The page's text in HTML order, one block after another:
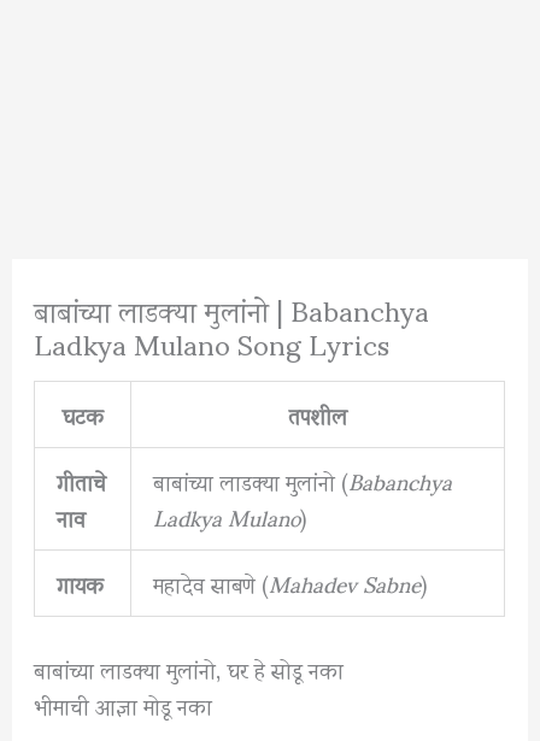
बाबांच्या लाडक्या मुलांनो | Babanchya
Ladkya Mulano Song Lyrics
घटक
तपशील
गीताचे
नाव
बाबांच्या लाडक्या मुलांनो (Babanchya
Ladkya Mulano)
गायक
महादेव साबणे (Mahadev Sabne)
बाबांच्या लाडक्या मुलांनो, घर हे सोडू नका
भीमाची आज्ञा मोडू नका